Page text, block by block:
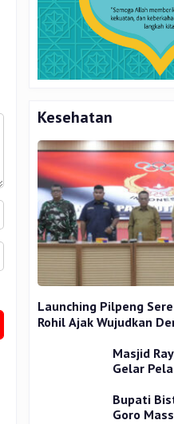
Kesehatan
Launching Pilpeng
Rohil Ajak Wujudkan
Masjid
Gelar
Bupati
Goro